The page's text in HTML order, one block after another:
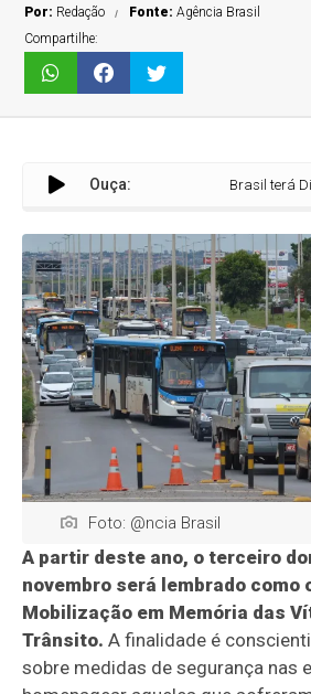
Por: Redação Fonte:Agência Brasil
Compartilhe:
Ouça: Brasil terá
Foto: @ncia Brasil
A partir deste ano, o terceiro
novembro será lembrado como
Mobilização em Memória das
Trânsito. A finalidade é
sobre medidas de segurança nas